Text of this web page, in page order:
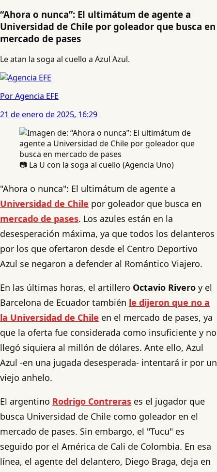
“Ahora o nunca”: El ultimátum de agente a
Universidad de Chile por goleador que busca en
mercado de pases
Le atan la soga al cuello a Azul Azul.
Por Agencia EFE
21 de enero de 2025, 16:29
📷 La U con la soga al cuello (Agencia Uno)
"Ahora o nunca": El ultimátum de agente a
Universidad de Chile por goleador que busca en
mercado de pases. Los azules están en la
desesperación máxima, ya que todos los delanteros
por los que ofertaron desde el Centro Deportivo
Azul se negaron a defender al Romántico Viajero.
En las últimas horas, el artillero Octavio Rivero y el
Barcelona de Ecuador también le dijeron que no a
la Universidad de Chile en el mercado de pases, ya
que la oferta fue considerada como insuficiente y no
llegó siquiera al millón de dólares. Ante ello, Azul
Azul -en una jugada desesperada- intentará ir por un
viejo anhelo.
El argentino Rodrigo Contreras es el jugador que
busca Universidad de Chile como goleador en el
mercado de pases. Sin embargo, el "Tucu" es
seguido por el América de Cali de Colombia. En esa
línea, el agente del delantero, Diego Braga, deja en